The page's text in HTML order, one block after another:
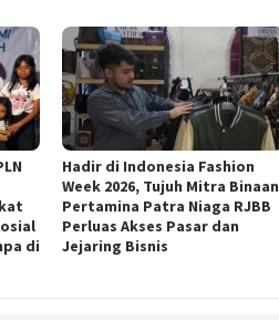
di
Hadir di Indonesia Fashion
Week 2026, Tujuh Mitra Binaan
Pertamina Patra Niaga RJBB
Perluas Akses Pasar dan
Jejaring Bisnis